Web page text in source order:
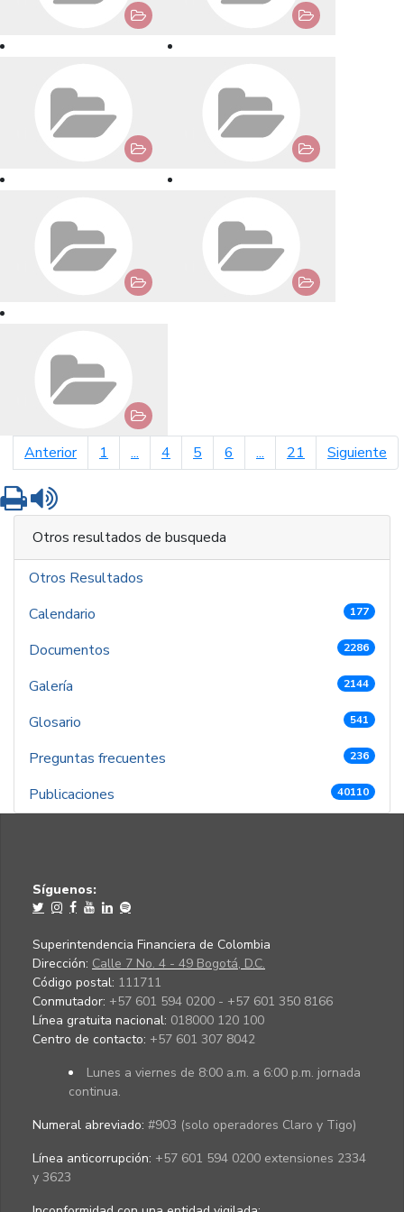
Anteriorpágina anterior
1 ... 4 5 6 ... 21 Siguiente
Imprimir
Otros resultados de busqueda
Otros Resultados
Calendario
177
Documentos 2286
Galería 2144
Glosario 541
Preguntas frecuentes 236
Publicaciones 40110
Síguenos:
Superintendencia Financiera de Colombia
Dirección: Calle 7 No. 4 - 49 Bogotá, D.C.
Código postal: 111711
Conmutador: +57 601 594 0200 - +57 601 350 8166
Línea gratuita nacional: 018000 120 100
Centro de contacto: +57 601 307 8042
Lunes a viernes de 8:00 a.m. a 6:00 p.m. jornada
continua.
Numeral abreviado: #903 (solo operadores Claro y Tigo)
Línea anticorrupción: +57 601 594 0200 extensiones 2334
y 3623